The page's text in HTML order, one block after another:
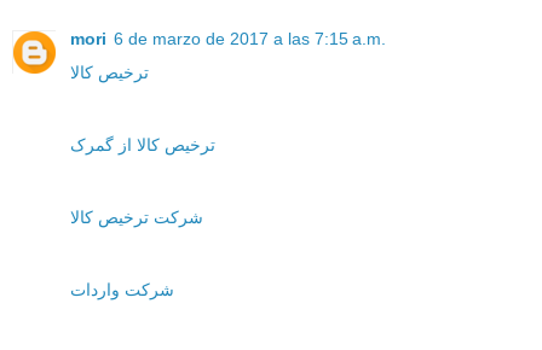
mori 6 de marzo de 2017 a las 7:15 a.m.
ترخیص کالا
ترخیص کالا از گمرک
شرکت ترخیص کالا
شرکت واردات